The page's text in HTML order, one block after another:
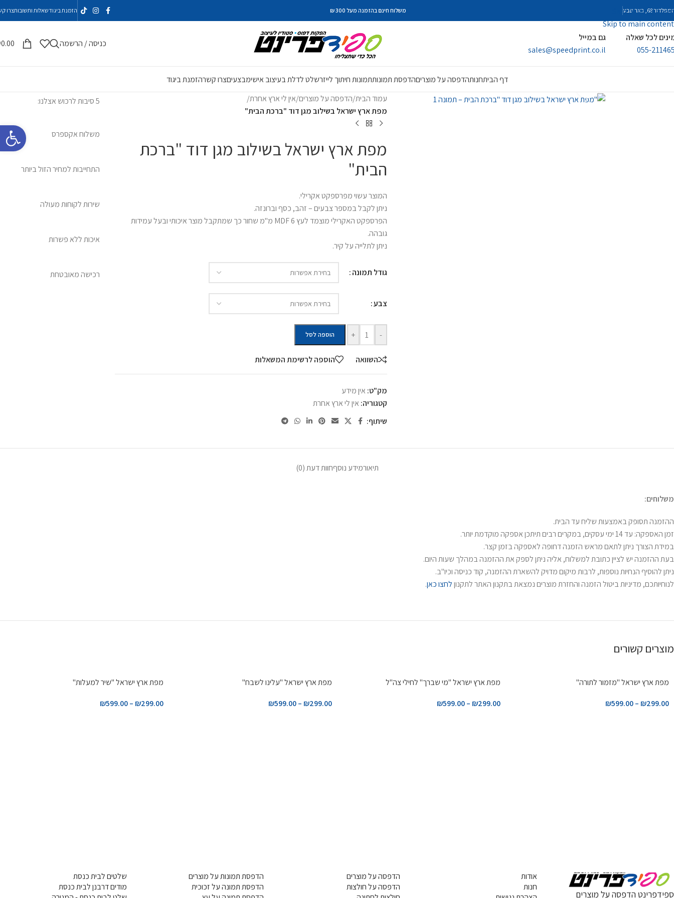
פתח
Skip to navigation
Skip to main content
68, באר שבע משלוח חינם בהזמנה מעל 300 ₪ הזמנת ביגודשאלות ותשובותצרו
לכל שאלה
055-
גם במייל
sales@speedprint.co.il
כניסה / הרשמה 0.00
דף הביתחנותהדפסה על מוצריםהדפסת תמונותתמונות חיתוך לייזרשלט לדלת בעיצוב אישימבצעיםצרו קשרהזמנת ביגוד
עמוד הבית/הדפסה על מוצרים/אין לי ארץ אחרת/
מפת ארץ ישראל בשילוב מגן דוד "ברכת הבית"
מפת ארץ ישראל בשילוב מגן דוד "ברכת
הבית"
המוצר עשוי מפרספקט אקרילי.
ניתן לקבל במספר צבעים – זהב, כסף וברונזה.
הפרספקט האקרילי מוצמד לעץ MDF 6 מ"מ שחור כך שמתקבל מוצר איכותי ובעל עמידות
גובהה.
ניתן לתלייה על קיר.
גודל תמונה
צבע
-
+ הוספה לסל
השוואה הוספה לרשימת המשאלות
מק"ט: אין מידע
קטגוריה: אין לי ארץ אחרת
שיתוף:
5 סיבות לרכוש אצלנו:
משלוח אקספרס
התחייבות למחיר הזול ביותר
שירות לקוחות מעולה
איכות ללא פשרות
רכישה מאובטחת
תיאורמידע נוסףחוות דעת (0)
משלוחים:
ההזמנה תסופק באמצעות שליח עד הבית.
זמן האספקה: עד 14 ימי עסקים, במקרים רבים תיתכן אספקה מוקדמת יותר.
במידת הצורך ניתן לתאם מראש הזמנה דחופה לאספקה בזמן קצר.
בעת ההזמנה יש לציין כתובת למשלוח, אליה ניתן לספק את ההזמנה במהלך שעות היום.
ניתן להוסיף הנחיות נוספות, לרבות מיקום מדויק להשארת ההזמנה, קוד כניסה וכיו"ב.
לנוחיותכם, מדיניות ביטול הזמנה והחזרת מוצרים נמצאת בתקנון האתר לתקנוןלחצו כאן.
מוצרים קשורים
מפת ארץ ישראל "מזמור לתורה"
₪299.00
–
₪599.00
מפת ארץ ישראל "מי שברך" לחילי צה"ל
₪299.00
–
₪599.00
מפת ארץ ישראל "עלינו לשבח"
₪299.00
–
₪599.00
מפת ארץ ישראל "שיר למעלות"
₪299.00
–
₪599.00
ספידפרינט הדפסה על מוצרים
אודות
חנות
הדפסה על מוצרים
הדפסה על חולצות
הדפסת תמונות על מוצרים
הדפסת תמונה על זכוכית
שלטים לבית כנסת
מודים דרבנן לבית כנסת